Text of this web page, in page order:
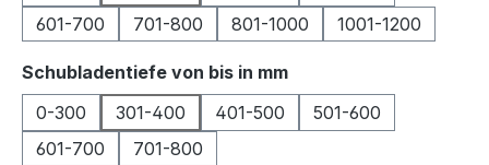
601-700
701-800 801-1000 1001-1200
Schubladentiefe von bis in mmauswählen
0-300
301-400 401-500
501-600
601-700
701-800